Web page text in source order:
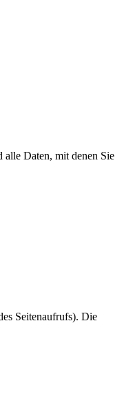
alle Daten, mit denen Sie
Seitenaufrufs). Die